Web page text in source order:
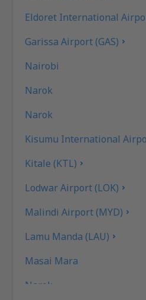
Eldoret International
Garissa Airport (GAS)
Nairobi
Narok
Narok
Kisumu International
Kitale (KTL)
Lodwar Airport (LOK)
Malindi Airport (MYD)
Lamu Manda (LAU)
Masai Mara
Narok